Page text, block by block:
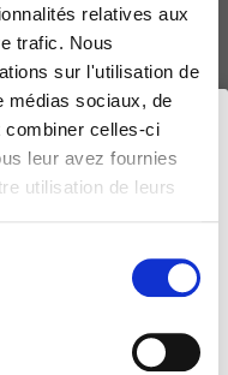
relatives aux
trafic. Nous
sur l'utilisation de
médias sociaux, de
combiner celles-ci
leur avez fournies
utilisation de leurs
fruits blanc
de boissons
Blanc
de
Boissons,
n’y a pas d’âge légal
plus de 21ans.